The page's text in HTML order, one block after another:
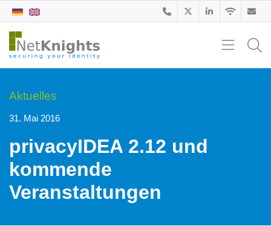
Aktuelles
31. Mai 2016
privacyIDEA 2.12 und
kommende
Veranstaltungen